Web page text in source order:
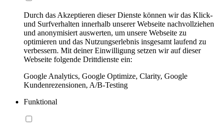
Durch das Akzeptieren dieser Dienste können wir das Klick-
und Surfverhalten innerhalb unserer Webseite nachvollziehen
und anonymisiert auswerten, um unsere Webseite zu
optimieren und das Nutzungserlebnis insgesamt laufend zu
verbessern. Mit deiner Einwilligung setzen wir auf dieser
Webseite folgende Drittdienste ein:
Google Analytics, Google Optimize, Clarity, Google
Kundenrezensionen, A/B-Testing
Funktional